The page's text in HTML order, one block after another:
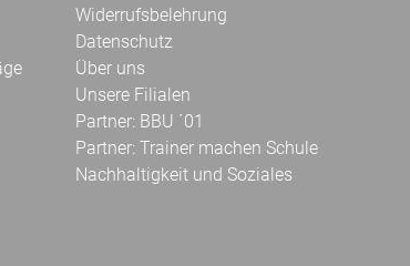
Widerrufsbelehrung
Datenschutz
Über uns
Unsere Filialen
Partner: BBU ´01
Partner: Trainer machen Schule
Nachhaltigkeit und Soziales